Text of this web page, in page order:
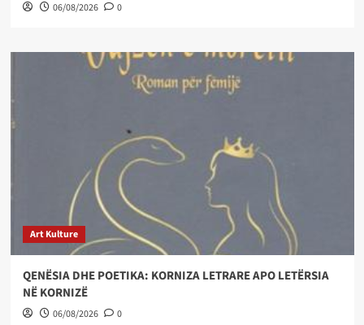
06/08/2026 0
Art Kulture
QENËSIA DHE POETIKA: KORNIZA LETRARE APO LETËRSIA
NË KORNIZË
06/08/2026 0